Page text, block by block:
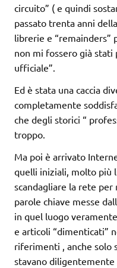
circuito” ( e quindi
passato trenta anni
librerie e “remainders”
non mi fossero già
ufficiale”.
Ed è stata una caccia
completamente
che degli storici “
troppo.
Ma poi è arrivato
quelli iniziali, molto più
scandagliare la rete
parole chiave messe
in quel luogo
e articoli “dimenticati”
riferimenti , anche solo
stavano